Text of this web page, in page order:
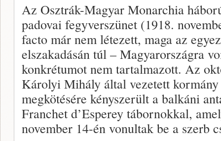
Az Osztrák-Magyar Monarchia
padovai fegyverszünet (1918.
facto már nem létezett, maga az
elszakadásán túl – Magyarországra
konkrétumot nem tartalmazott. Az
Károlyi Mihály által vezetett
megkötésére kényszerült a balkáni
Franchet d’Esperey tábornokkal,
november 14-én vonultak be a szerb